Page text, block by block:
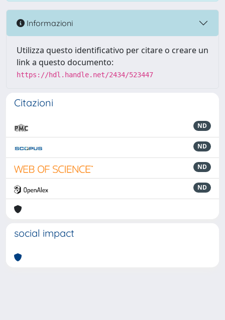
Informazioni
Utilizza questo identificativo per citare o creare un
link a questo documento:
https://hdl.handle.net/2434/523447
Citazioni
ND
ND
ND
ND
social impact